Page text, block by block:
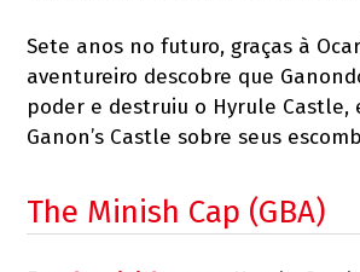
Sete anos no futuro, graças à
aventureiro descobre que
poder e destruiu o Hyrule Castle,
Ganon’s Castle sobre seus
The Minish Cap (GBA)